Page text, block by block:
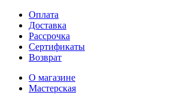
Оплата
Доставка
Рассрочка
Сертификаты
Возврат
О магазине
Мастерская